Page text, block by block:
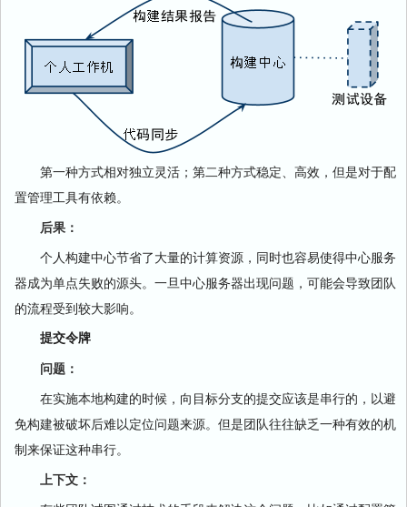
第一种方式相对独立灵活；第二种方式稳定、高效，但是对于配
置管理工具有依赖。
后果：
个人构建中心节省了大量的计算资源，同时也容易使得中心服务
器成为单点失败的源头。一旦中心服务器出现问题，可能会导致团队
的流程受到较大影响。
提交令牌
问题：
在实施本地构建的时候，向目标分支的提交应该是串行的，以避
免构建被破坏后难以定位问题来源。但是团队往往缺乏一种有效的机
制来保证这种串行。
上下文：